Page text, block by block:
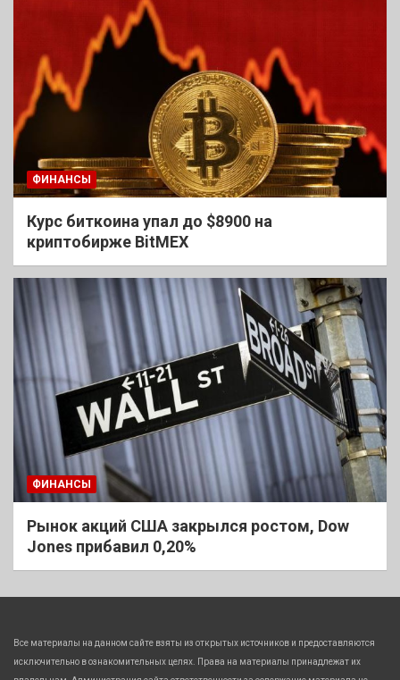
ФИНАНСЫ
Курс биткоина упал до $8900 на
криптобирже BitMEX
ФИНАНСЫ
Рынок акций США закрылся ростом, Dow
Jones прибавил 0,20%
Все материалы на данном сайте взяты из открытых источников и предоставляются
исключительно в ознакомительных целях. Права на материалы принадлежат их